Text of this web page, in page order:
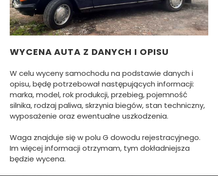
WYCENA AUTA Z DANYCH I OPISU
W celu wyceny samochodu na podstawie danych i
opisu, będę potrzebował następujących informacji:
marka, model, rok produkcji, przebieg, pojemność
silnika, rodzaj paliwa, skrzynia biegów, stan techniczny,
wyposażenie oraz ewentualne uszkodzenia.
Waga znajduje się w polu G dowodu rejestracyjnego.
Im więcej informacji otrzymam, tym dokładniejsza
będzie wycena.